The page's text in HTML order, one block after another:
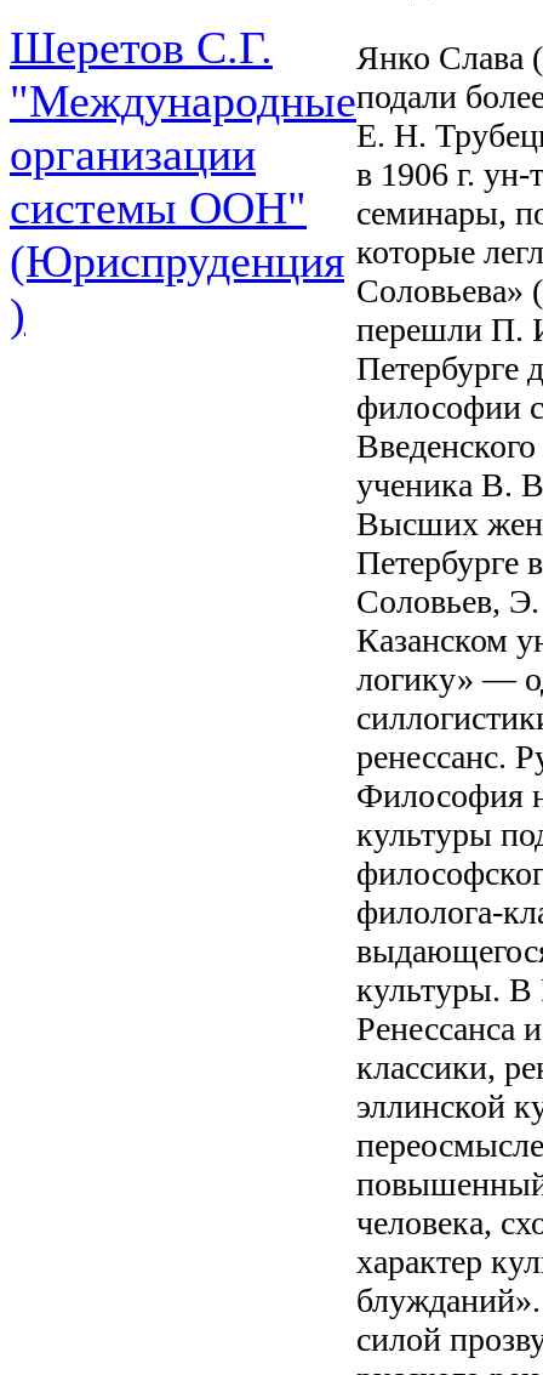
Шеретов С.Г.
"Международные
организации
системы ООН"
(Юриспруденция
)
Янко Слава
подали
E. H.
в 1906 г.
семинары,
которые
Соловьева»
перешли П.
Петербурге
философии
ученика В.
Высших
Петербурге
Соловьев,
Казанском
логику» —
ренессанс.
Философия
культуры
филолога-
культуры. В
Ренессанса
классики,
эллинской
человека,
характер
силой